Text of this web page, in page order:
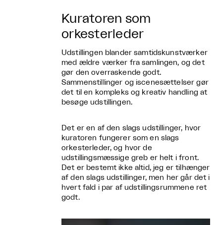
Kuratoren som
orkesterleder
Udstillingen blander samtidskunstværker
med ældre værker fra samlingen, og det
gør den overraskende godt.
Sammenstillinger og iscenesættelser gør
det til en kompleks og kreativ handling at
besøge udstillingen.
Det er en af den slags udstillinger, hvor
kuratoren fungerer som en slags
orkesterleder, og hvor de
udstillingsmæssige greb er helt i front.
Det er bestemt ikke altid, jeg er tilhænger
af den slags udstillinger, men her går det i
hvert fald i par af udstillingsrummene ret
godt.